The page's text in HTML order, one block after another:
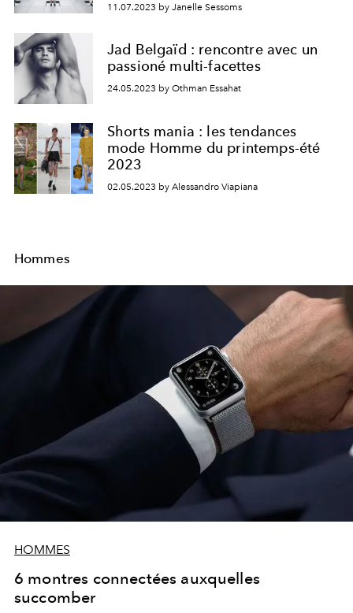
11.07.2023 by Janelle Sessoms
Jad Belgaïd : rencontre avec un
passioné multi-facettes
24.05.2023 by Othman Essahat
Shorts mania : les tendances
mode Homme du printemps-été
2023
02.05.2023 by Alessandro Viapiana
Hommes
HOMMES
6 montres connectées auxquelles
succomber